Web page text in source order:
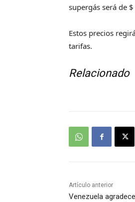
supergás será de
Estos precios
tarifas.
Relacionado
Artículo anterior
Venezuela